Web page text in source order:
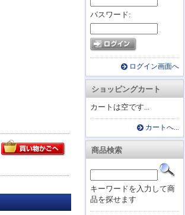
パスワード:
ログイン画面へ
ショッピングカート
カートは空です...
カートへ...
商品検索
キーワードを入力して商
品を探せます